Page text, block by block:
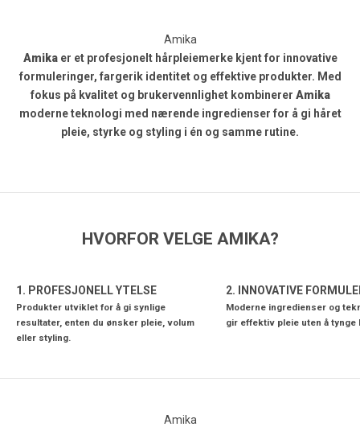
Amika
Amika er et profesjonelt hårpleiemerke kjent for innovative
formuleringer, fargerik identitet og effektive produkter. Med
fokus på kvalitet og brukervennlighet kombinerer Amika
moderne teknologi med nærende ingredienser for å gi håret
pleie, styrke og styling i én og samme rutine.
HVORFOR VELGE AMIKA?
1. PROFESJONELL YTELSE
Produkter utviklet for å gi synlige
resultater, enten du ønsker pleie, volum
eller styling.
2. INNOVATIVE
Moderne ingredienser og
gir effektiv pleie uten å tynge
Amika
Skånsom rens som pleier og styrker håret